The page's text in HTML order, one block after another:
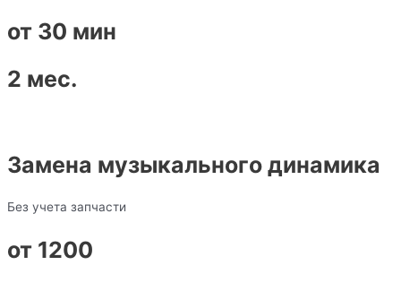
от 30 мин
2 мес.
Замена музыкального динамика
Без учета запчасти
от 1200